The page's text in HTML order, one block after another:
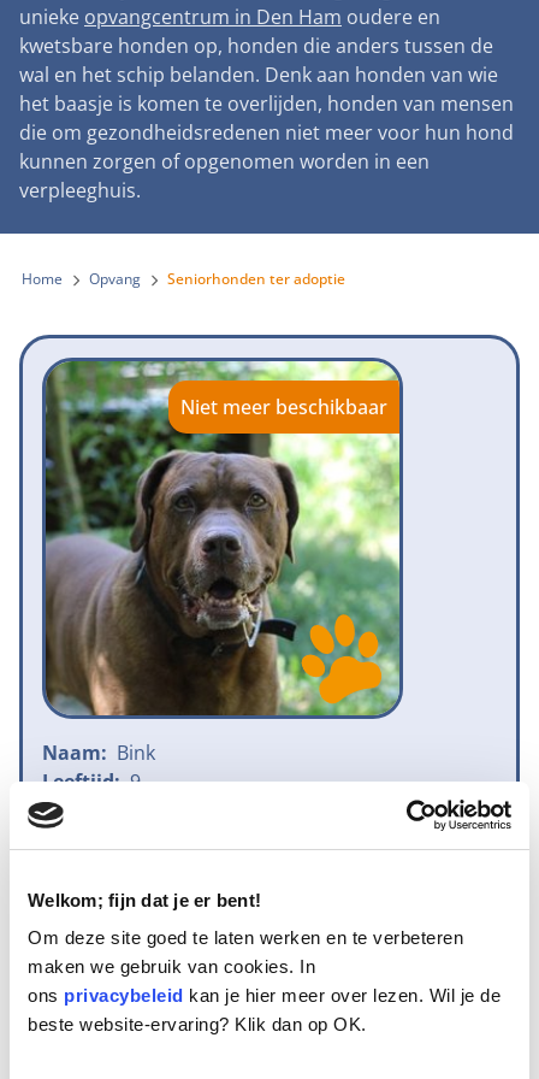
Welkom; fijn dat je er bent!
Om deze site goed te laten werken en te verbeteren
maken we gebruik van cookies. In
ons privacybeleid kan je hier meer over lezen. Wil je de
beste website-ervaring? Klik dan op OK.
Landelijke registratie bijtincidenten
Verantwoord fokbeleid
Landelijk vuurwerkverbod
Verplichte pre-aanschaf cursus
Gemeentelijk meldpunt bijtincidenten
Bescherming tegen grasaren
Lezingen
Symposium Gemeentelijk Dierenbeleid
Teken onze petitie
Steun als bedrijf
Adopteer een seniorhond
Sponsor een seniorhond
Steun als vrijwilliger
Honden voor Honden Loop
Vraag een donatiebox aan
Wat wij doen
Onze organisatie
Samenwerking
Jaarverslag
Vacatures
Donateursmagazine Hond
Onze successen voor honden
Contactgegevens
Pers
Nieuws
Nieuwsbrief
Incassodata
Zoeken
unieke opvangcentrum in Den Ham oudere en
kwetsbare honden op, honden die anders tussen de
wal en het schip belanden. Denk aan honden van wie
het baasje is komen te overlijden, honden van mensen
die om gezondheidsredenen niet meer voor hun hond
kunnen zorgen of opgenomen worden in een
verpleeghuis.
Home Opvang Seniorhonden ter adoptie
Niet meer beschikbaar
Naam: Bink
Leeftijd: 9
Ras/type:
Hoeveel dagen te gast geweest:
Geplaatst.
Bink heet hij, maar da’s een naam die niet bij hem past. Qua uiterlijk